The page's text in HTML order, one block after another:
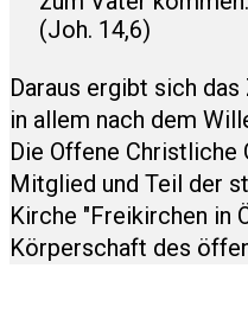
(Joh. 14,6)
Daraus ergibt sich
in allem nach dem
Die Offene
Mitglied und Teil der
Kirche "Freikirchen in
Körperschaft des